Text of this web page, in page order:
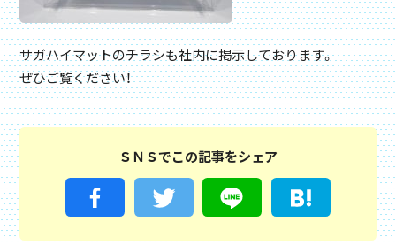
サガハイマットのチラシも社内に掲示しております。
ぜひご覧ください！
ＳＮＳでこの記事をシェア